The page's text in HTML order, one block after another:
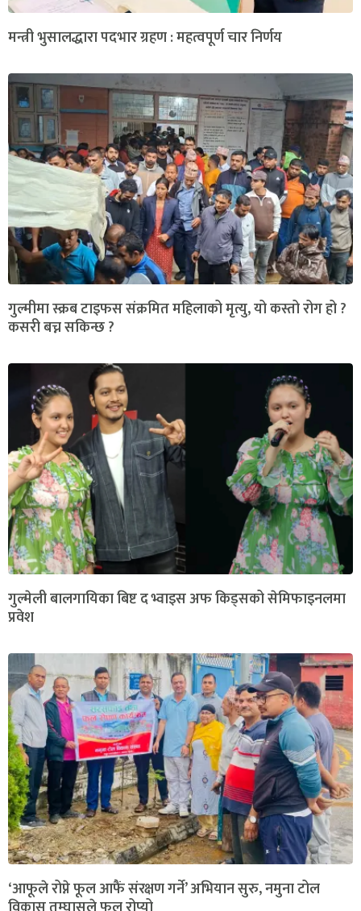
मन्त्री भुसालद्धारा पदभार ग्रहण : महत्वपूर्ण चार निर्णय
गुल्मीमा स्क्रब टाइफस संक्रमित महिलाको मृत्यु, यो कस्तो रोग हो ?
कसरी बच्न सकिन्छ ?
गुल्मेली बालगायिका बिष्ट द भ्वाइस अफ किड्सको सेमिफाइनलमा
प्रवेश
‘आफूले रोप्ने फूल आफैं संरक्षण गर्ने’ अभियान सुरु, नमुना टोल